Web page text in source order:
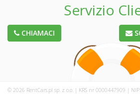
Servizio
CHIAMACI
© 2026 RentCars.pl sp. z o.o. | KRS nr 0000447909 |